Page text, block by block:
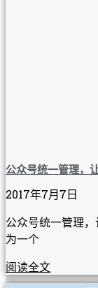
公众号统一管理，
2017年7月7日
公众号统一管理
为一个
阅读全文